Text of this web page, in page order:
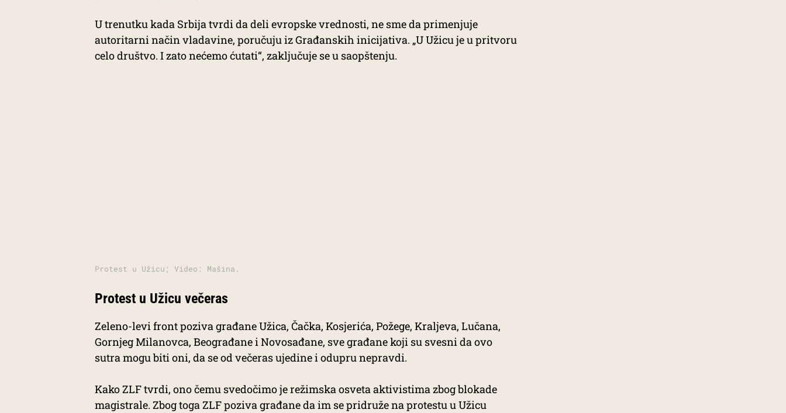
U trenutku kada Srbija tvrdi da deli evropske vrednosti, ne sme da primenjuje
autoritarni način vladavine, poručuju iz Građanskih inicijativa. „U Užicu je u pritvoru
celo društvo. I zato nećemo ćutati“, zaključuje se u saopštenju.
Protest u Užicu; Video: Mašina.
Protest u Užicu večeras
Zeleno-levi front poziva građane Užica, Čačka, Kosjerića, Požege, Kraljeva, Lučana,
Gornjeg Milanovca, Beograđane i Novosađane, sve građane koji su svesni da ovo
sutra mogu biti oni, da se od večeras ujedine i odupru nepravdi.
Kako ZLF tvrdi, ono čemu svedočimo je režimska osveta aktivistima zbog blokade
magistrale. Zbog toga ZLF poziva građane da im se pridruže na protestu u Užicu